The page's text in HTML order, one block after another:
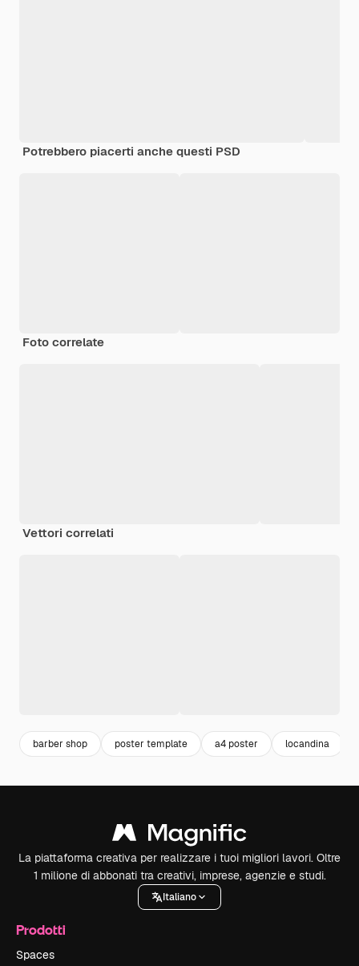
Potrebbero piacerti anche questi PSD
Foto correlate
Vettori correlati
barber shop poster template a4 poster locandina
La piattaforma creativa per realizzare i tuoi migliori lavori. Oltre
1 milione di abbonati tra creativi, imprese, agenzie e studi.
Italiano
Prodotti
Spaces